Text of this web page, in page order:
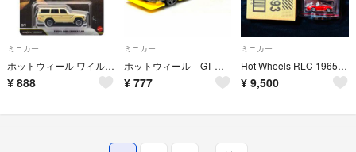
ミニカー
ホットウィール ワイルドスピードプレミアム トヨタ ランドクルーザー FJ60 ① ランクル
¥ 888
ミニカー
ホットウィール GT スコーチャー/GT-SCORCHER ミニカー
¥ 777
ミニカー
Hot Wheels RLC 1965 SHELBY COBRA 427 S/C
¥ 9,500